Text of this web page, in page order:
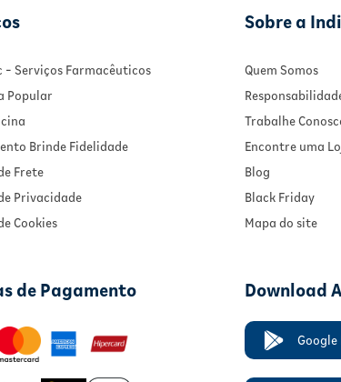
- Serviços Farmacêuticos
Popular
Brinde Fidelidade
Frete
Privacidade
Cookies
Sobre a
Quem Somos
Trabalhe
Encontre uma
Blog
Black Friday
Mapa do site
de Pagamento Download
Google